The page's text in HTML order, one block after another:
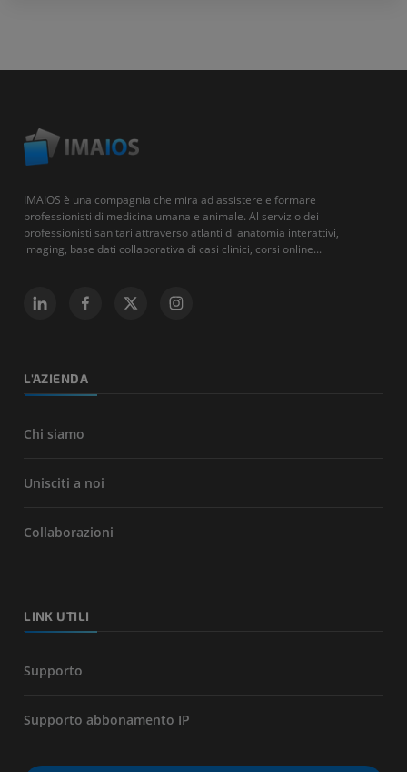
IMAIOS è una compagnia che mira ad assistere e formare
professionisti di medicina umana e animale. Al servizio dei
professionisti sanitari attraverso atlanti di anatomia interattivi,
imaging, base dati collaborativa di casi clinici, corsi online...
L'AZIENDA
Chi siamo
Unisciti a noi
Collaborazioni
LINK UTILI
Supporto
Supporto abbonamento IP